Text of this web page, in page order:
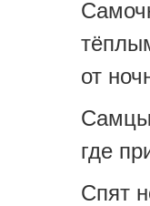
от
Самцы
где
Спят